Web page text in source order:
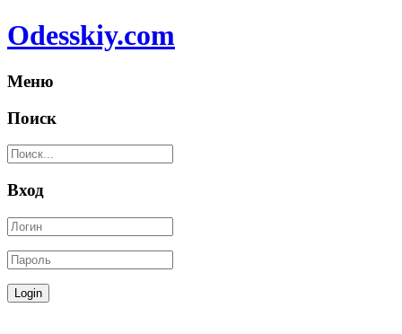
Odesskiy.com
Меню
Поиск
Вход